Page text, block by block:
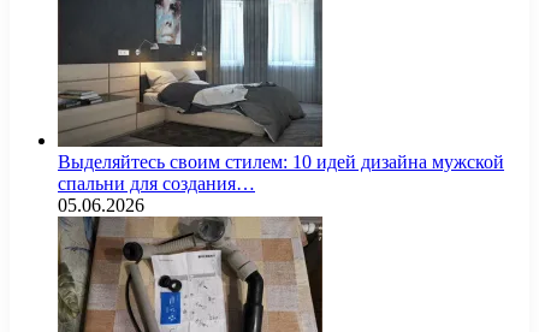
Выделяйтесь своим стилем: 10 идей дизайна мужской
спальни для создания…
05.06.2026